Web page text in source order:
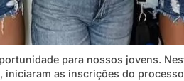
para nossos jovens.
iniciaram as inscrições do